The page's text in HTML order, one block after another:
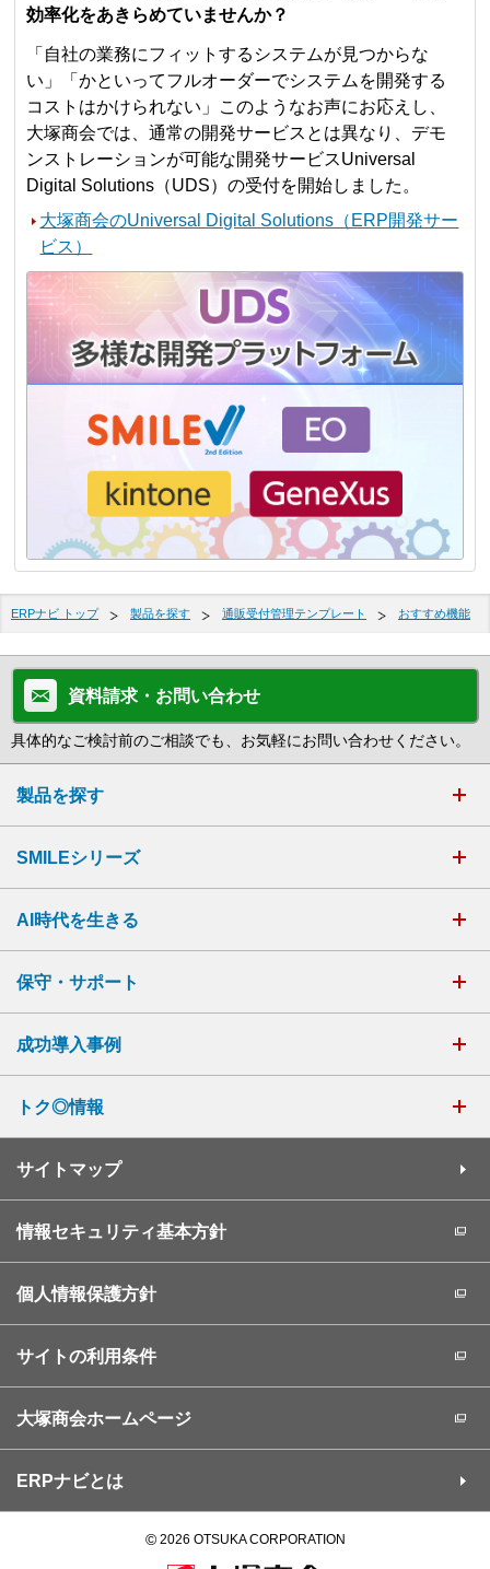
効率化をあきらめていませんか？
「自社の業務にフィットするシステムが見つからな
い」「かといってフルオーダーでシステムを開発する
コストはかけられない」このようなお声にお応えし、
大塚商会では、通常の開発サービスとは異なり、デモ
ンストレーションが可能な開発サービスUniversal
Digital Solutions（UDS）の受付を開始しました。
大塚商会のUniversal Digital Solutions（ERP開発サー
ビス）
ERPナビ トップ 製品を探す 通販受付管理テンプレート おすすめ機能
資料請求・お問い合わせ
具体的なご検討前のご相談でも、お気軽にお問い合わせください。
製品を探す
SMILEシリーズ
AI時代を生きる
保守・サポート
成功導入事例
トク◎情報
サイトマップ
情報セキュリティ基本方針
個人情報保護方針
サイトの利用条件
大塚商会ホームページ
ERPナビとは
©2026 OTSUKA CORPORATION